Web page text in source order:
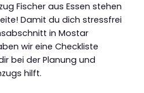
Fischer aus Essen stehen
Damit du dich stressfrei
in Mostar
wir eine Checkliste
bei der Planung und
hilft.